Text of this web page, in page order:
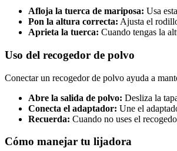
Afloja la tuerca de mariposa: Usa
Pon la altura correcta: Ajusta el
Aprieta la tuerca: Cuando tengas la
Uso del recogedor de polvo
Conectar un recogedor de polvo ayuda a
Abre la salida de polvo: Desliza la
Conecta el adaptador: Une el
Recuerda: Cuando no uses el
Cómo manejar tu lijadora